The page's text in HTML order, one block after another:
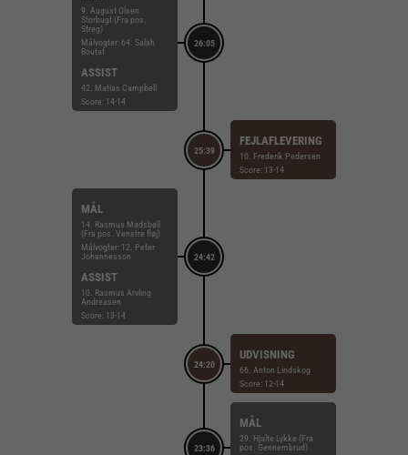
26:05
9. August Olsen
Storbugt (Fra pos.
Streg)
Målvogter: 64. Salah
Boutaf
ASSIST
42. Matias Campbell
Score: 14-14
25:39
FEJLAFLEVERING
10. Frederik Pedersen
Score: 13-14
24:42
MÅL
14. Rasmus Madsbøll
(Fra pos. Venstre fløj)
Målvogter: 12. Peter
Johannesson
ASSIST
10. Rasmus Arvling
Andreasen
Score: 13-14
24:20
UDVISNING
66. Anton Lindskog
Score: 12-14
23:36
MÅL
29. Hjalte Lykke (Fra
pos. Gennembrud)